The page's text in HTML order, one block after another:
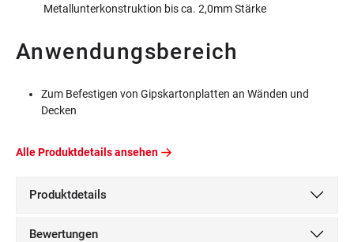
Metallunterkonstruktion bis ca. 2,0mm Stärke
Anwendungsbereich
Zum Befestigen von Gipskartonplatten an Wänden und
Decken
Alle Produktdetails ansehen
Produktdetails
Bewertungen